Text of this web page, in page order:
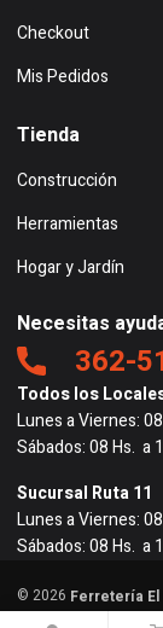
Checkout
Mis Pedidos
Tienda
Construcción
Herramientas
Hogar y Jardín
Necesitas
362-
Todos los
Lunes a Viernes:
Sábados: 08 Hs. a
Sucursal Ruta 11
Lunes a Viernes:
Sábados: 08 Hs. a
© 2026 Ferretería
Powered by